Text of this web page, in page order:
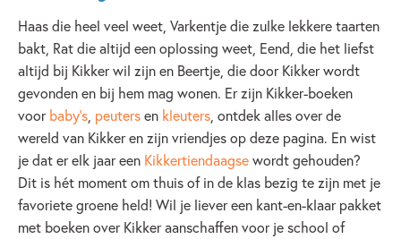
Haas die heel veel weet, Varkentje die zulke lekkere taarten
bakt, Rat die altijd een oplossing weet, Eend, die het liefst
altijd bij Kikker wil zijn en Beertje, die door Kikker wordt
gevonden en bij hem mag wonen. Er zijn Kikker-boeken
voorbaby's peutersen kleuters , ontdek alles over de
wereld van Kikker en zijn vriendjes op deze pagina. En wist
je dat er elk jaar een Kikkertiendaagsewordt gehouden?
Dit is hét moment om thuis of in de klas bezig te zijn met je
favoriete groene held! Wil je liever een kant-en-klaar pakket
met boeken over Kikker aanschaffen voor je school of